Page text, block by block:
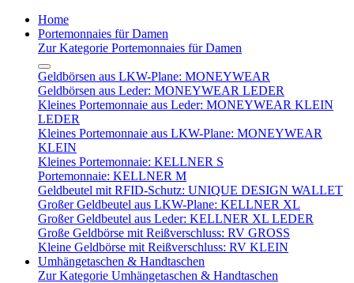
Home
Portemonnaies für Damen
Zur Kategorie Portemonnaies für Damen
Geldbörsen aus LKW-Plane: MONEYWEAR
Geldbörsen aus Leder: MONEYWEAR LEDER
Kleines Portemonnaie aus Leder: MONEYWEAR KLEIN
LEDER
Kleines Portemonnaie aus LKW-Plane: MONEYWEAR
KLEIN
Kleines Portemonnaie: KELLNER S
Portemonnaie: KELLNER M
Geldbeutel mit RFID-Schutz: UNIQUE DESIGN WALLET
Großer Geldbeutel aus LKW-Plane: KELLNER XL
Großer Geldbeutel aus Leder: KELLNER XL LEDER
Große Geldbörse mit Reißverschluss: RV GROSS
Kleine Geldbörse mit Reißverschluss: RV KLEIN
Umhängetaschen & Handtaschen
Zur Kategorie Umhängetaschen & Handtaschen